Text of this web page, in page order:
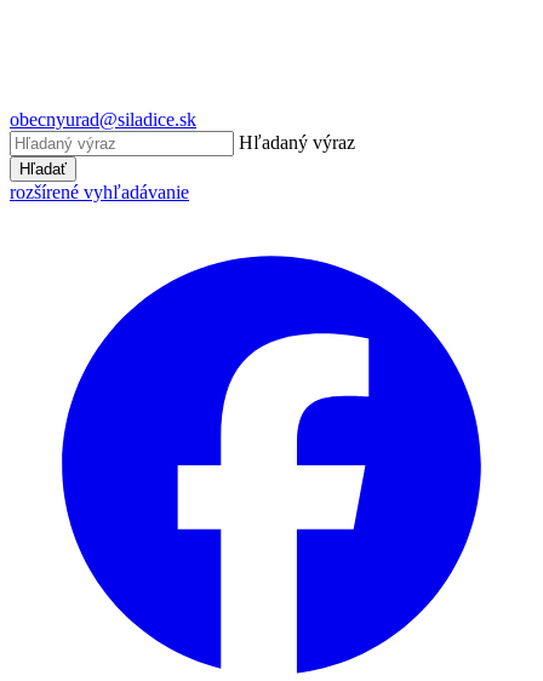
obecnyurad@siladice.sk
Hľadaný výraz
Hľadať
rozšírené vyhľadávanie